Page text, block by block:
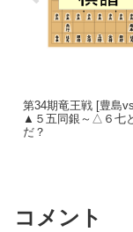
第34期竜王戦 [豊島
▲５五同銀～△６七
だ？
コメント